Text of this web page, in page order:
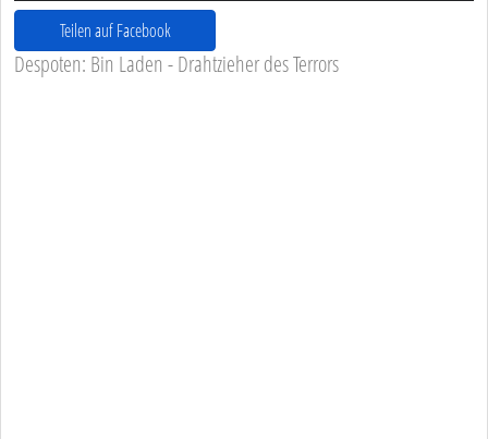
Teilen auf Facebook
Despoten: Bin Laden - Drahtzieher des Terrors